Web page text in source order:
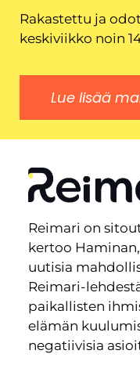
Rakastettu ja
keskiviikko noin
Lue lisää
Reimari on
kertoo
uutisia
Reimari-
paikallisten
elämän
negatiivisia